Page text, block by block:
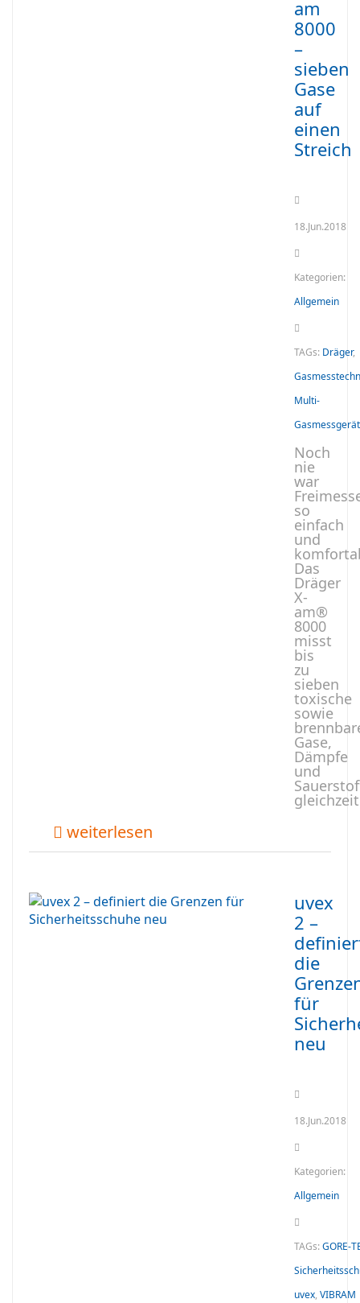
am
8000
–
sieben
Gase
auf
einen
Streich
18.Jun.2018
Kategorien:
Allgemein
TAGs: Dräger,
Multi-
Gasmessgerät
Noch
nie
war
so
einfach
und
Das
Dräger
X-
am®
8000
misst
bis
zu
sieben
toxische
sowie
Gase,
Dämpfe
und
weiterlesen
uvex
2 –
die
für
neu
18.Jun.2018
Kategorien:
Allgemein
TAGs:GORE-
uvex, VIBRAM